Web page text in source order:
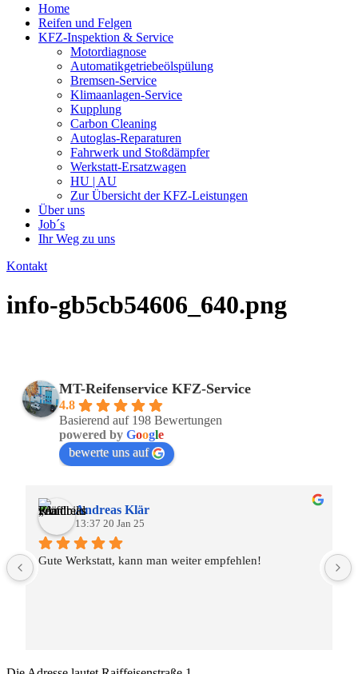
Home
Reifen und Felgen
KFZ-Inspektion & Service
Motordiagnose
Automatikgetriebeölspülung
Bremsen-Service
Klimaanlagen-Service
Kupplung
Carbon Cleaning
Autoglas-Reparaturen
Fahrwerk und Stoßdämpfer
Werkstatt-Ersatzwagen
HU | AU
Zur Übersicht der KFZ-Leistungen
Über uns
Job´s
Ihr Weg zu uns
Kontakt
info-gb5cb54606_640.png
MT-Reifenservice KFZ-Service
4.8
Basierend auf 198 Bewertungen
powered by Google
bewerte uns auf
Andreas Klär
13:37 20 Jan 25
Gute Werkstatt, kann man weiter empfehlen!